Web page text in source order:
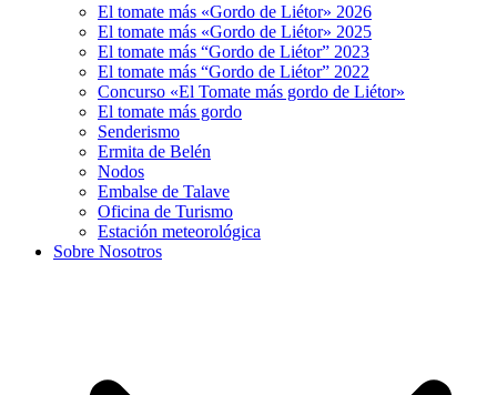
El tomate más «Gordo de Liétor» 2026
El tomate más «Gordo de Liétor» 2025
El tomate más “Gordo de Liétor” 2023
El tomate más “Gordo de Liétor” 2022
Concurso «El Tomate más gordo de Liétor»
El tomate más gordo
Senderismo
Ermita de Belén
Nodos
Embalse de Talave
Oficina de Turismo
Estación meteorológica
Sobre Nosotros